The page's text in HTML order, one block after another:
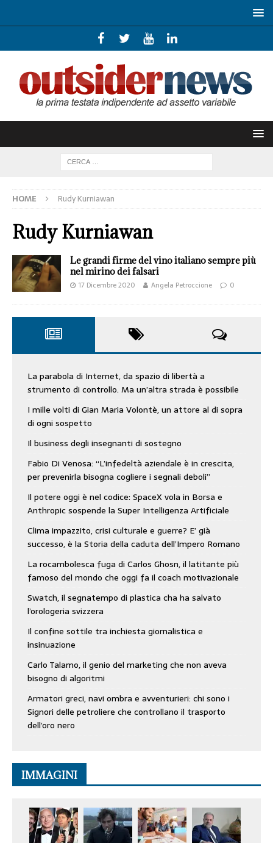
HOME Rudy Kurniawan
Rudy Kurniawan
Le grandi firme del vino italiano sempre più
nel mirino dei falsari
17 Dicembre 2020 Angela Petroccione 0
La parabola di Internet, da spazio di libertà a
strumento di controllo. Ma un’altra strada è possibile
I mille volti di Gian Maria Volontè, un attore al di sopra
di ogni sospetto
Il business degli insegnanti di sostegno
Fabio Di Venosa: “L’infedeltà aziendale è in crescita,
per prevenirla bisogna cogliere i segnali deboli”
Il potere oggi è nel codice: SpaceX vola in Borsa e
Anthropic sospende la Super Intelligenza Artificiale
Clima impazzito, crisi culturale e guerre? E’ già
successo, è la Storia della caduta dell’Impero Romano
La rocambolesca fuga di Carlos Ghosn, il latitante più
famoso del mondo che oggi fa il coach motivazionale
Swatch, il segnatempo di plastica cha ha salvato
l’orologeria svizzera
Il confine sottile tra inchiesta giornalistica e
insinuazione
Carlo Talamo, il genio del marketing che non aveva
bisogno di algoritmi
Armatori greci, navi ombra e avventurieri: chi sono i
Signori delle petroliere che controllano il trasporto
dell’oro nero
IMMAGINI